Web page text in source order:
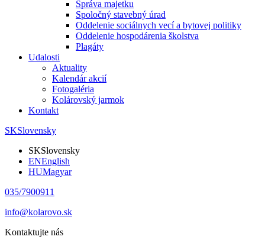
Správa majetku
Spoločný stavebný úrad
Oddelenie sociálnych vecí a bytovej politiky
Oddelenie hospodárenia školstva
Plagáty
Udalosti
Aktuality
Kalendár akcií
Fotogaléria
Kolárovský jarmok
Kontakt
SKSlovensky
SKSlovensky
ENEnglish
HUMagyar
035/7900911
info@kolarovo.sk
Kontaktujte nás